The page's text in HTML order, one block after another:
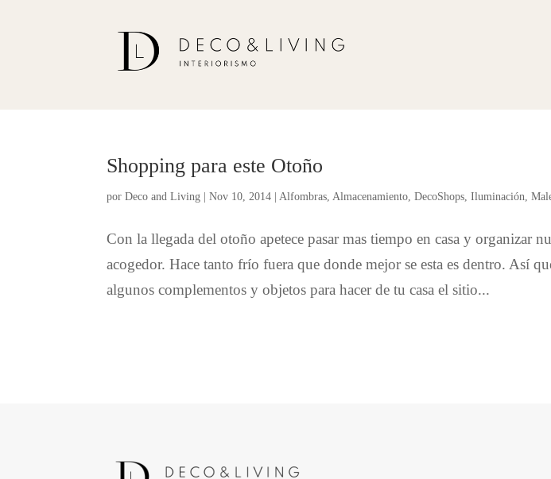
Shopping para este Otoño
porDeco and Living |Nov 10, 2014 Alfombras Almacenamiento ,DecoShops ,Iluminación ,
Con la llegada del otoño apetece pasar mas tiempo en casa y organizar
acogedor. Hace tanto frío fuera que donde mejor se esta es dentro. Así
algunos complementos y objetos para hacer de tu casa el sitio...